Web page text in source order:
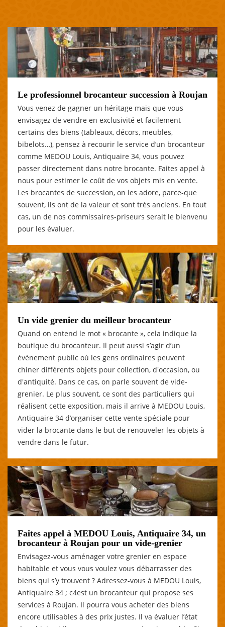
Le professionnel brocanteur succession à Roujan
Vous venez de gagner un héritage mais que vous
envisagez de vendre en exclusivité et facilement
certains des biens (tableaux, décors, meubles,
bibelots…), pensez à recourir le service d’un brocanteur
comme MEDOU Louis, Antiquaire 34, vous pouvez
passer directement dans notre brocante. Faites appel à
nous pour estimer le coût de vos objets mis en vente.
Les brocantes de succession, on les adore, parce-que
souvent, ils ont de la valeur et sont très anciens. En tout
cas, un de nos commissaires-priseurs serait le bienvenu
pour les évaluer.
Un vide grenier du meilleur brocanteur
Quand on entend le mot « brocante », cela indique la
boutique du brocanteur. Il peut aussi s’agir d’un
évènement public où les gens ordinaires peuvent
chiner différents objets pour collection, d'occasion, ou
d'antiquité. Dans ce cas, on parle souvent de vide-
grenier. Le plus souvent, ce sont des particuliers qui
réalisent cette exposition, mais il arrive à MEDOU Louis,
Antiquaire 34 d’organiser cette vente spéciale pour
vider la brocante dans le but de renouveler les objets à
vendre dans le futur.
Faites appel à MEDOU Louis, Antiquaire 34, un
brocanteur à Roujan pour un vide-grenier
Envisagez-vous aménager votre grenier en espace
habitable et vous vous voulez vous débarrasser des
biens qui s’y trouvent ? Adressez-vous à MEDOU Louis,
Antiquaire 34 ; c4est un brocanteur qui propose ses
services à Roujan. Il pourra vous acheter des biens
encore utilisables à des prix justes. Il va évaluer l’état